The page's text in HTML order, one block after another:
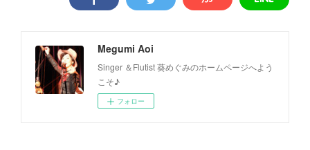
Megumi Aoi
Singer ＆Flutist 葵めぐみのホームページへよう
こそ♪
フォロー